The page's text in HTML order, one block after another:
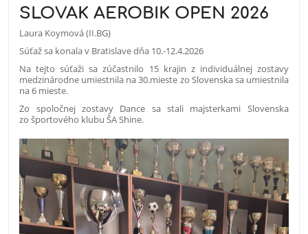
SLOVAK AEROBIK OPEN 2026
Laura Koymová (II.BG)
Súťaž sa konala v Bratislave dňa 10.-12.4.2026
Na tejto súťaži sa zúčastnilo 15 krajin z individuálnej zostavy
medzinárodne umiestnila na 30.mieste zo Slovenska sa umiestnila
na 6 mieste.
Zo spoločnej zostavy Dance sa stali majsterkami Slovenska
zo športového klubu ŠA Shine.